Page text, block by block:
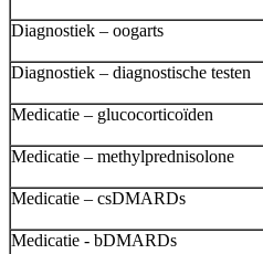
Diagnostiek – oogarts
Diagnostiek – diagnostische testen
Medicatie – glucocorticoïden
Medicatie – methylprednisolone
Medicatie – csDMARDs
Medicatie - bDMARDs